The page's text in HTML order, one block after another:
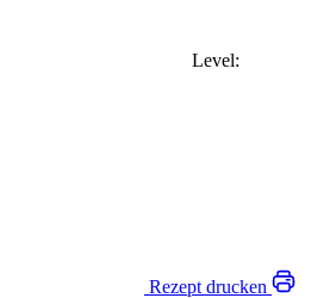
Level:
Rezept drucken